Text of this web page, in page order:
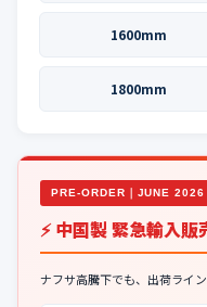
1600mm
1800mm
PRE-ORDER｜JUNE 2026
⚡ 中国製 緊急輸入販
ナフサ高騰下でも、出荷ライ